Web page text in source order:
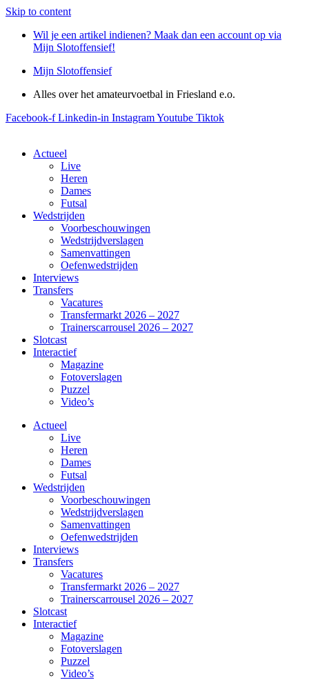
Skip to content
Wil je een artikel indienen? Maak dan een account op via
Mijn Slotoffensief!
Mijn Slotoffensief
Alles over het amateurvoetbal in Friesland e.o.
Facebook-f Linkedin-in InstagramYoutube Tiktok
Actueel
Live
Heren
Dames
Futsal
Wedstrijden
Voorbeschouwingen
Wedstrijdverslagen
Samenvattingen
Oefenwedstrijden
Interviews
Transfers
Vacatures
Transfermarkt 2026 – 2027
Trainerscarrousel 2026 – 2027
Slotcast
Interactief
Magazine
Fotoverslagen
Puzzel
Video’s
Actueel
Live
Heren
Dames
Futsal
Wedstrijden
Voorbeschouwingen
Wedstrijdverslagen
Samenvattingen
Oefenwedstrijden
Interviews
Transfers
Vacatures
Transfermarkt 2026 – 2027
Trainerscarrousel 2026 – 2027
Slotcast
Interactief
Magazine
Fotoverslagen
Puzzel
Video’s